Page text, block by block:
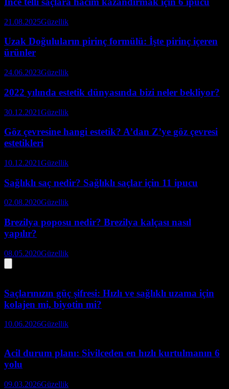
21.08.2025Güzellik
Uzak Doğuluların pirinç formülü: İşte pirinç içeren
ürünler
24.06.2023Güzellik
2022 yılında estetik dünyasında bizi neler bekliyor?
30.12.2021Güzellik
Göz çevresine hangi estetik? A’dan Z’ye göz çevresi
estetikleri
10.12.2021Güzellik
Sağlıklı saç nedir? Sağlıklı saçlar için 11 ipucu
02.08.2020Güzellik
Brezilya poposu nedir? Brezilya kalçası nasıl
yapılır?
08.05.2020Güzellik
Saçlarınızın güç şifresi: Hızlı ve sağlıklı uzama için
kolajen mi, biyotin mi?
10.06.2026Güzellik
Acil durum planı: Sivilceden en hızlı kurtulmanın 6
yolu
09.03.2026Güzellik